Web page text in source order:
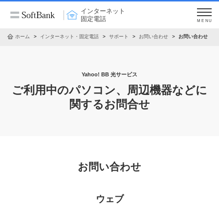
インターネット
固定電話
MENU
ホーム インターネット・固定電話 サポート お問い合わせ お問い合わせ
Yahoo! BB 光サービス
ご利用中のパソコン、周辺機器などに
関するお問合せ
お問い合わせ
ウェブ